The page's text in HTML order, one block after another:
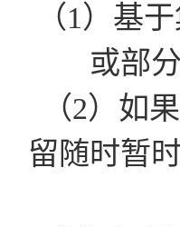
（1）基
或部
（2）如
留随时暂